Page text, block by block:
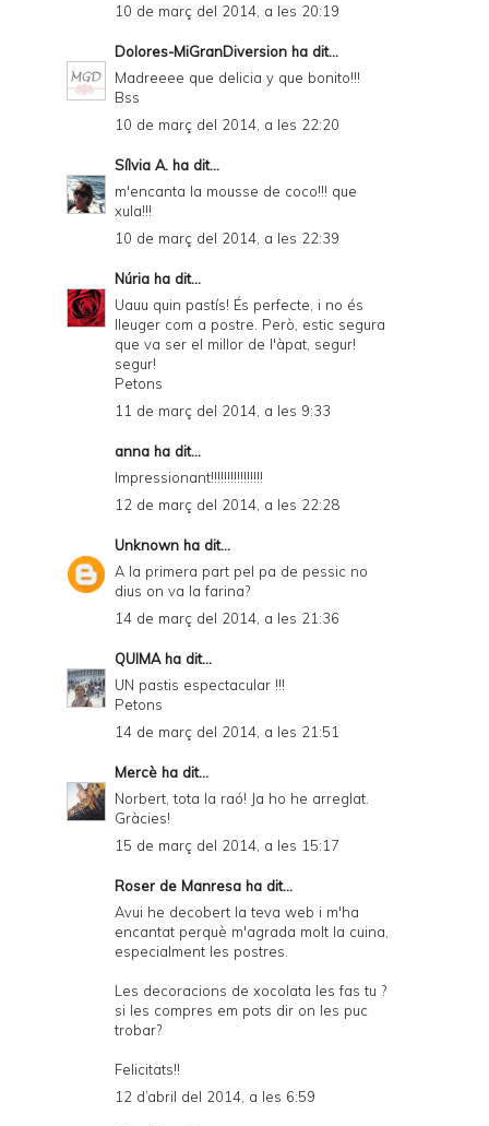
10 de març del 2014, a les 20:19
Dolores-MiGranDiversion ha dit...
Madreeee que delicia y que bonito!!!
Bss
10 de març del 2014, a les 22:20
Sílvia A. ha dit...
m'encanta la mousse de coco!!! que
xula!!!
10 de març del 2014, a les 22:39
Núria ha dit...
Uauu quin pastís! És perfecte, i no és
lleuger com a postre. Però, estic segura
que va ser el millor de l'àpat, segur!
segur!
Petons
11 de març del 2014, a les 9:33
anna ha dit...
Impressionant!!!!!!!!!!!!!!!!
12 de març del 2014, a les 22:28
Unknown ha dit...
A la primera part pel pa de pessic no
dius on va la farina?
14 de març del 2014, a les 21:36
QUIMAha dit...
UN pastis espectacular !!!
Petons
14 de març del 2014, a les 21:51
Mercè ha dit...
Norbert, tota la raó! Ja ho he arreglat.
Gràcies!
15 de març del 2014, a les 15:17
Roser de Manresa ha dit...
Avui he decobert la teva web i m'ha
encantat perquè m'agrada molt la cuina,
especialment les postres.
Les decoracions de xocolata les fas tu ?
si les compres em pots dir on les puc
trobar?
Felicitats!!
12 d’abril del 2014, a les 6:59